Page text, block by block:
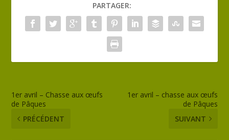
PARTAGER:
1er avril – Chasse aux œufs
de Pâques
PRÉCÉDENT
1er avril – chasse aux œufs
de Pâques
SUIVANT